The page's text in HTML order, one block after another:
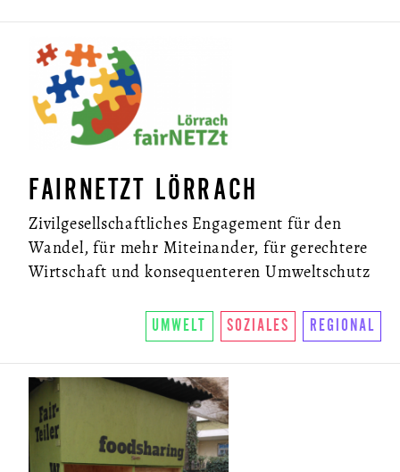
FAIRNETZT LÖRRACH
Zivilgesellschaftliches Engagement für den
Wandel, für mehr Miteinander, für gerechtere
Wirtschaft und konsequenteren Umweltschutz
UMWELT SOZIALES REGIONAL